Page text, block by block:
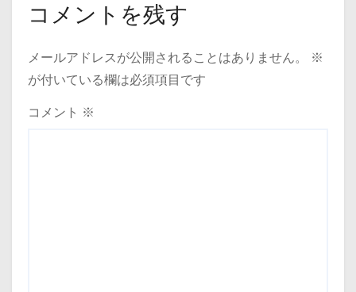
コメントを残す
メールアドレスが公開されることはありません。
※
が付いている欄は必須項目です
コメント ※